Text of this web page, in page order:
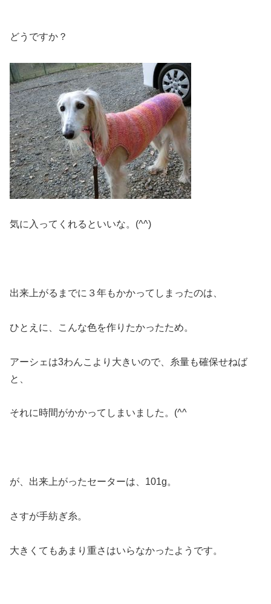
どうですか？
気に入ってくれるといいな。(^^)
出来上がるまでに３年もかかってしまったのは、
ひとえに、こんな色を作りたかったため。
アーシェは3わんこより大きいので、糸量も確保せねば
と、
それに時間がかかってしまいました。(^^ゞ
が、出来上がったセーターは、101g。
さすが手紡ぎ糸。
大きくてもあまり重さはいらなかったようです。